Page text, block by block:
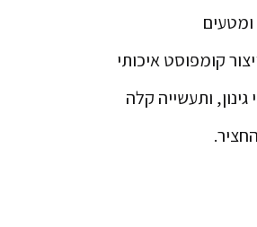
ומטעים
קומפוסט איכותי
ותעשייה קלה